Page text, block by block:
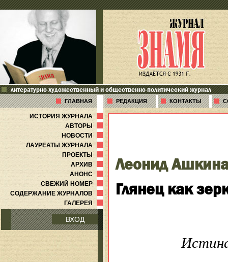
литературно-художественный и общественно-политический журнал
ГЛАВНАЯ РЕДАКЦИЯ КОНТАКТЫ
ИСТОРИЯ ЖУРНАЛА
АВТОРЫ
НОВОСТИ
ЛАУРЕАТЫ ЖУРНАЛА
ПРОЕКТЫ
АРХИВ
АНОНС
СВЕЖИЙ НОМЕР
СОДЕРЖАНИЕ ЖУРНАЛОВ
ГАЛЕРЕЯ
ВХОД
Леонид
Глянец как